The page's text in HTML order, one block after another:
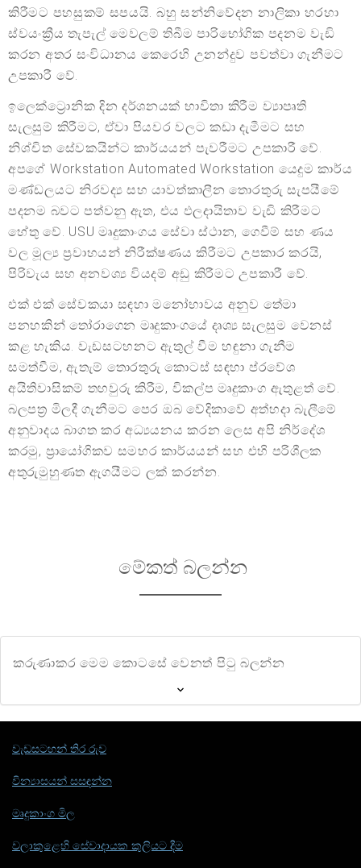
කිරීමට පහසුකම් සපයයි. බහු සන්නිවේදන නාලිකා හරහා
ස්වයංක්‍රීය තැපැල් මෙවලම් තිබීම පාරිභෝගික පදනම වැඩි
කරන අතර සංවිධානය කෙරෙහි උනන්දුව පවත්වා ගැනීමට
උපකාරී වේ.
ඉලෙක්ට්‍රොනික දින දර්ශනයක් භාවිතා කිරීම ව්‍යාපෘති
සැලසුම් කිරීමට, ඒවා පියවර වලට කඩා දැමීමට සහ
නිශ්චිත සේවකයින්ට කාර්යයන් පැවරීමට උපකාරී වේ.
අපගේ Workstation Automated Workstation යෙදුම කාර්ය
මණ්ඩලයට නිරවද්‍ය සහ යාවත්කාලීන තොරතුරු සැපයීමේ
පදනම බවට පත්වනු ඇත, එය ඵලදායිතාව වැඩි කිරීමට
හේතු වේ. USU මෘදුකාංගය සේවා ස්ථාන, ගෙවීම් සහ ණය
වල මූල්‍ය ප්‍රවාහයන් නිරීක්ෂණය කිරීමට උපකාර කරයි,
පිරිවැය සහ අනවශ්‍ය වියදම් අඩු කිරීමට උපකාරී වේ.
එක් එක් සේවකයා සඳහා මනෝභාවය අනුව තේමා
පනහකින් තෝරාගෙන මෘදුකාංගයේ දෘශ්‍ය සැලසුම වෙනස්
කළ හැකිය. වැඩසටහනට ඇතුල් වීම හඳුනා ගැනීම
සමත්වීම, ඇතැම් තොරතුරු කොටස් සඳහා ප්රවේශ
අයිතිවාසිකම් තහවුරු කිරීම, විකල්ප මෘදුකාංග ඇතුළත් වේ.
බලපත්‍ර මිලදී ගැනීමට පෙර ඔබ වේදිකාවේ අත්හදා බැලීමේ
අනුවාදය බාගත කර අධ්‍යයනය කරන ලෙස අපි නිර්දේශ
කරමු, ප්‍රායෝගිකව සමහර කාර්යයන් සහ එහි පරිශීලක
අතුරුමුහුණත ඇගයීමට ලක් කරන්න.
මේකත් බලන්න
කරුණාකර මෙම කොටසේ වෙනත් පිටු බලන්න
වැඩසටහන් තිර රුව
වින්‍යාසයන් සසඳන්න
මෘදුකාංග මිල
වලාකුළෙහි සේවාදායක කුලියට දීම